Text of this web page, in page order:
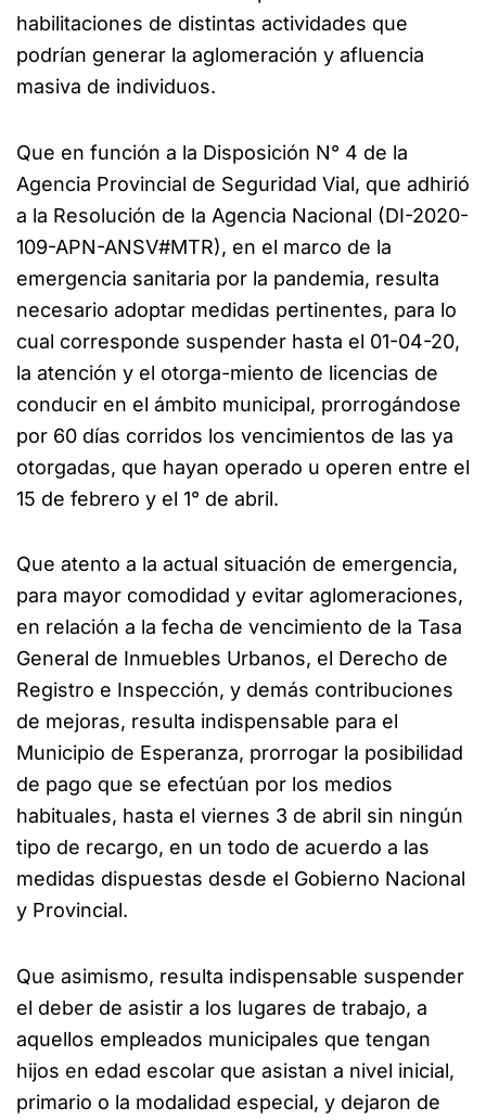
habilitaciones de distintas actividades que
podrían generar la aglomeración y afluencia
masiva de individuos.
Que en función a la Disposición N° 4 de la
Agencia Provincial de Seguridad Vial, que adhirió
a la Resolución de la Agencia Nacional (DI-2020-
109-APN-ANSV#MTR), en el marco de la
emergencia sanitaria por la pandemia, resulta
necesario adoptar medidas pertinentes, para lo
cual corresponde suspender hasta el 01-04-20,
la atención y el otorga-miento de licencias de
conducir en el ámbito municipal, prorrogándose
por 60 días corridos los vencimientos de las ya
otorgadas, que hayan operado u operen entre el
15 de febrero y el 1° de abril.
Que atento a la actual situación de emergencia,
para mayor comodidad y evitar aglomeraciones,
en relación a la fecha de vencimiento de la Tasa
General de Inmuebles Urbanos, el Derecho de
Registro e Inspección, y demás contribuciones
de mejoras, resulta indispensable para el
Municipio de Esperanza, prorrogar la posibilidad
de pago que se efectúan por los medios
habituales, hasta el viernes 3 de abril sin ningún
tipo de recargo, en un todo de acuerdo a las
medidas dispuestas desde el Gobierno Nacional
y Provincial.
Que asimismo, resulta indispensable suspender
el deber de asistir a los lugares de trabajo, a
aquellos empleados municipales que tengan
hijos en edad escolar que asistan a nivel inicial,
primario o la modalidad especial, y dejaron de